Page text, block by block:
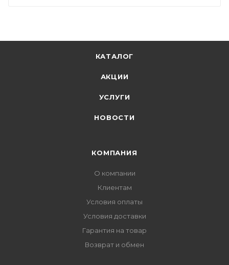
КАТАЛОГ
АКЦИИ
УСЛУГИ
НОВОСТИ
КОМПАНИЯ
О компании
Клиентам
Условия оплаты
Условия доставки
Гарантия на товар
Возврат и обмен